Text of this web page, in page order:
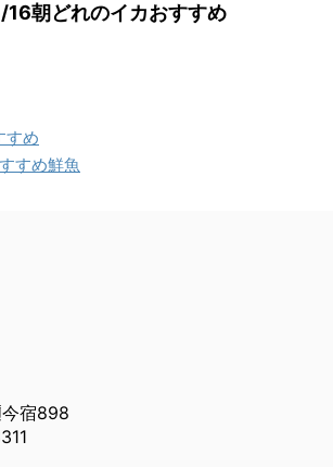
16朝どれのイカおすすめ
すめ
すめ鮮魚
宿898